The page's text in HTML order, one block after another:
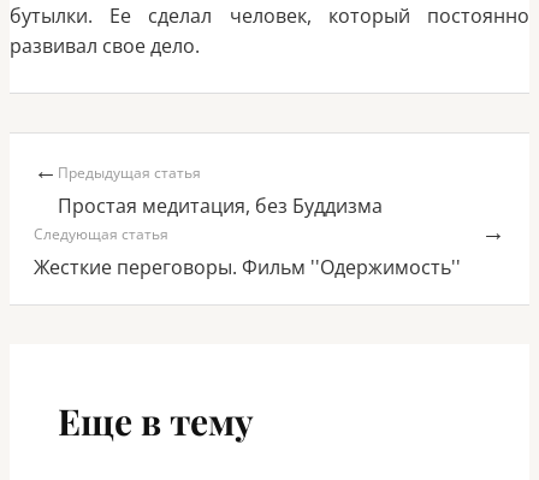
бутылки. Ее сделал человек, который постоянно
развивал свое дело.
← Предыдущая статья
Простая медитация, без Буддизма
Следующая статья
Жесткие переговоры. Фильм ''Одержимость''
→
Еще в тему